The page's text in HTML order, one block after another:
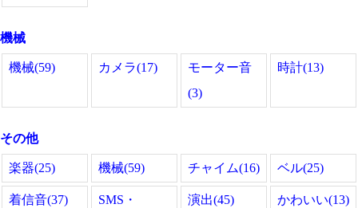
機械
機械(59) カメラ(17)
モーター音
(3)
時計(13)
その他
楽器(25) 機械(59) チャイム(16) ベル(25)
着信音(37)
SMS・
演出(45) かわいい(13)